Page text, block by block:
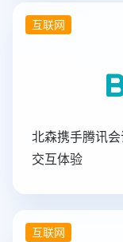
互联网
北森携手腾讯
交互体验
互联网